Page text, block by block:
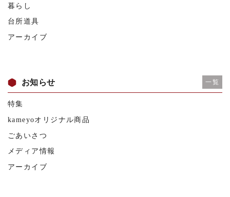
暮らし
台所道具
アーカイブ
お知らせ 一覧
特集
kameyoオリジナル商品
ごあいさつ
メディア情報
アーカイブ